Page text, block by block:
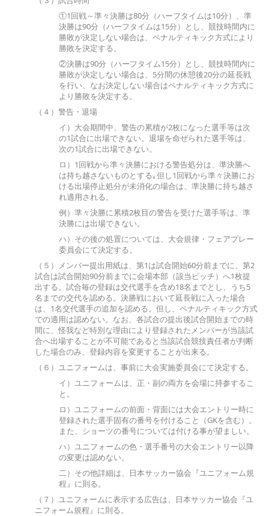
①1回戦～準々決勝は80分（ハーフタイムは10分）、準
決勝は90分（ハーフタイムは15分）とし、競技時間内に
勝敗が決定しない場合は、ペナルティキック方式により
勝敗を決定する。
②決勝は90分（ハーフタイム15分）とし、競技時間内に
勝敗が決定しない場合は、5分間の休憩後20分の延長戦
を行い、なお決定しない場合はペナルティキック方式に
より勝敗を決定する。
（４）警告・退場
イ）大会期間中、警告の累積が2枚になった選手等は次
の1試合に出場できない。退場を命ぜられた選手等は、
次の1試合に出場できない。
ロ）1回戦から準々決勝における警告処分は、準決勝へ
は持ち越さないものとする｡但し1回戦から準々決勝にお
ける出場停止処分が未消化の場合は、準決勝に持ち越さ
れ適用される。
例）準々決勝に累積2枚目の警告を受けた選手等は、準
決勝には出場できない。
ハ）その後の処置については、大会規律・フェアプレー
委員会にて決定する。
（５）メンバー提出用紙は、第1は試合開始60分前までに、第2
試合は試合開始90分前までに会場本部（該当ピッチ）へ1枚提
出する。試合毎の登録は交代選手を含め18名までとし、うち5
名までの交代を認める。決勝戦において延長戦に入った場合
は、1名交代選手の追加を認める。但し、ペナルティキック方式
での適用は認めない。なお、各試合の提出後試合開始までの時
間に、怪我など特別な理由により登録されたメンバーが当該試
合へ出場することが不可能であると当該試合競技責任者が判断
した場合のみ、登録内容を変更することが出来る。
（６）ユニフォームは、事前に大会実施委員会にて決定する。
イ）ユニフォームは、正・副の両方を会場に持参するこ
と。
ロ）ユニフォームの前面・背面には大会エントリー時に
登録された選手固有の番号を付けること（GKを含む）。
また、ショーツの番号については付ける事が望ましい。
ハ）ユニフォームの色・選手番号の大会エントリー以降
の変更は認めない。
二）その他詳細は、日本サッカー協会『ユニフォーム規
程』に則る。
（７）ユニフォームに表示する広告は、日本サッカー協会『ユ
ニフォーム規程』に則る。